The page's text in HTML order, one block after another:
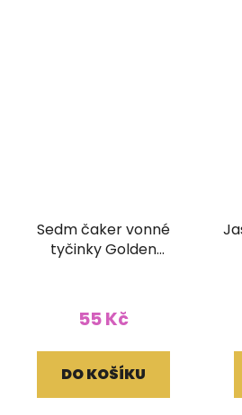
Sedm čaker vonné
tyčinky Golden
55 Kč
DO KOŠÍKU